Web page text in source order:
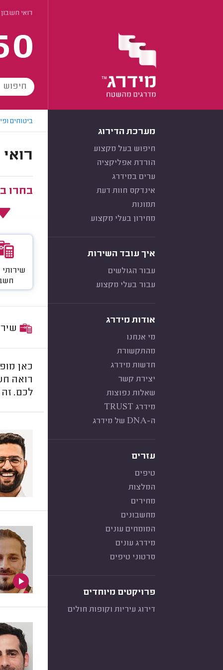
רואי
מערכת הדירוג
חיפוש בעל מקצוע
הורדת אפליקציה
ערים במידרג
אינדקס חוות דעת
תמונות
מחירון בעלי מקצוע
איך עובד השירות
עבור הגולשים
עבור בעלי מקצוע
אודות מידרג
מי אנחנו
מהתקשורת
חדשות מידרג
יצירת קשר
שאלות נפוצות
מידרג TRUST
ה-DNA של מידרג
עזרים
טיפים
המלצות
מחירים
מחשבונים
המומחים עונים
מידרג עונים
סרטוני טיפים
פרויקטים מיוחדים
דירוג עיריות וקופות חולים
ביטוחים
בחרו
שירותי
כאן
רואה
לכם.